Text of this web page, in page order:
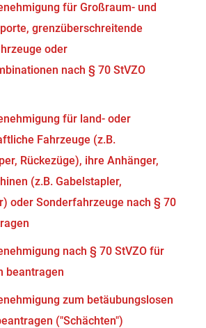
für Großraum- und
grenzüberschreitende
oder
nach § 70 StVZO
für land- oder
Fahrzeuge (z.B.
Rückezüge), ihre Anhänger,
(z.B. Gabelstapler,
oder Sonderfahrzeuge nach § 70
nach § 70 StVZO für
beantragen
zum betäubungslosen
("Schächten")